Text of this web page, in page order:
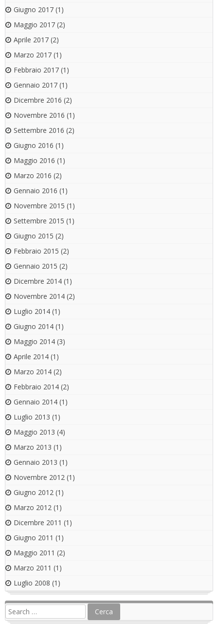
Giugno 2017 (1)
Maggio 2017 (2)
Aprile 2017 (2)
Marzo 2017 (1)
Febbraio 2017 (1)
Gennaio 2017 (1)
Dicembre 2016 (2)
Novembre 2016 (1)
Settembre 2016 (2)
Giugno 2016 (1)
Maggio 2016 (1)
Marzo 2016 (2)
Gennaio 2016 (1)
Novembre 2015 (1)
Settembre 2015 (1)
Giugno 2015 (2)
Febbraio 2015 (2)
Gennaio 2015 (2)
Dicembre 2014 (1)
Novembre 2014 (2)
Luglio 2014 (1)
Giugno 2014 (1)
Maggio 2014 (3)
Aprile 2014 (1)
Marzo 2014 (2)
Febbraio 2014 (2)
Gennaio 2014 (1)
Luglio 2013 (1)
Maggio 2013 (4)
Marzo 2013 (1)
Gennaio 2013 (1)
Novembre 2012 (1)
Giugno 2012 (1)
Marzo 2012 (1)
Dicembre 2011 (1)
Giugno 2011 (1)
Maggio 2011 (2)
Marzo 2011 (1)
Luglio 2008 (1)